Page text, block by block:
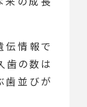
伝情報で
歯の数は
歯並びが